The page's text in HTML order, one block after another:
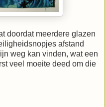
doordat meerdere glazen
afstand
weg kan vinden, wat een
veel moeite deed om die